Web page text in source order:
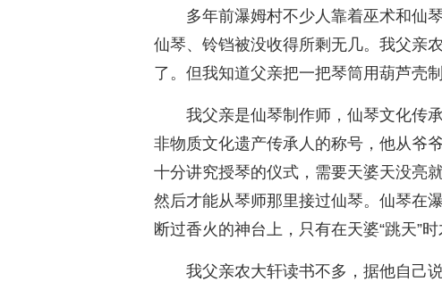
多年前瀑姆村不少人靠着巫术和仙
仙琴、铃铛被没收得所剩无几。我父亲
了。但我知道父亲把一把琴筒用葫芦壳制
我父亲是仙琴制作师，仙琴文化
非物质文化遗产传承人的称号，他从爷
十分讲究授琴的仪式，需要天婆天没亮
然后才能从琴师那里接过仙琴。仙琴在
断过香火的神台上，只有在天婆“跳天”时
我父亲农大轩读书不多，据他自己